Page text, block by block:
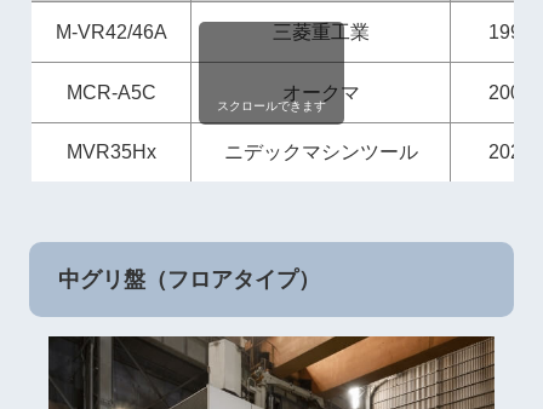
M-VR42/46A 三菱重工業 1992
MCR-A5C オークマ 2004
MVR35Hx ニデックマシンツール 2026
スクロールできます
中グリ盤（フロアタイプ）